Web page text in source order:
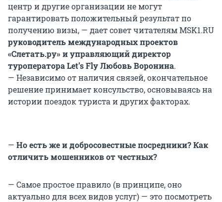
центр и другие организации не могут
гарантировать положительный результат по
получению визы, — дает совет читателям MSK1.RU
руководитель международных проектов
«Слетать.ру» и управляющий директор
туроператора Let’s Fly Любовь Воронина.
— Независимо от наличия связей, окончательное
решение принимает консульство, основываясь на
истории поездок туриста и других факторах.
— Но есть же и добросовестные посредники? Как
отличить мошенников от честных?
— Самое простое правило (в принципе, оно
актуально для всех видов услуг) — это посмотреть